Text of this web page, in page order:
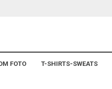
FOTO T-SHIRTS-SWEATS